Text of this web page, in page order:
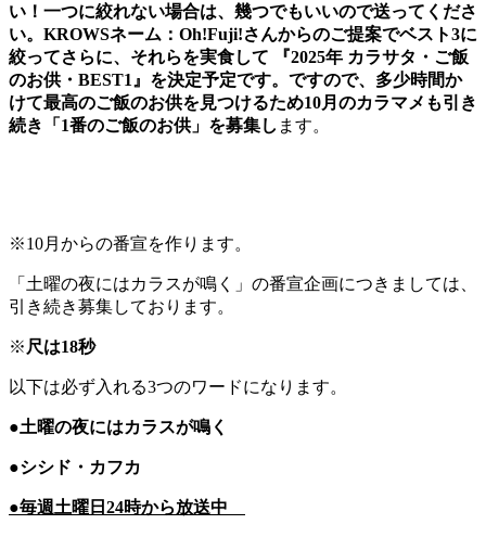
い！一つに絞れない場合は、幾つでもいいので送ってくださ
い。KROWSネーム：Oh!Fuji!さんからのご提案でベスト3に
絞ってさらに、それらを実食して 『2025年 カラサタ・ご飯
のお供・BEST1』を決定予定です。ですので、多少時間か
けて最高のご飯のお供を見つけるため10月のカラマメも引き
続き「1番のご飯のお供」を募集し ます。
※10月からの番宣を作ります。
「土曜の夜にはカラスが鳴く」の番宣企画につきましては、
引き続き募集しております。
※尺は18秒
以下は必ず入れる3つのワードになります。
●土曜の夜にはカラスが鳴く
●シシド・カフカ
●毎週土曜日24時から放送中